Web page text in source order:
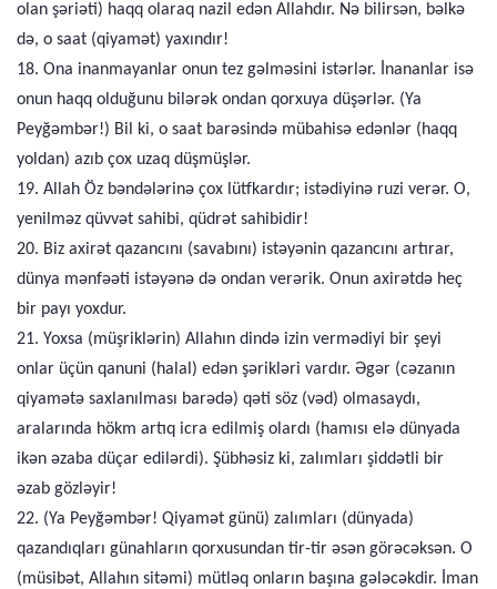
olan şəriəti) haqq olaraq nazil edən Allahdır. Nə bilirsən, bəlkə
də, o saat (qiyamət) yaxındır!
18. Ona inanmayanlar onun tez gəlməsini istərlər. İnananlar isə
onun haqq olduğunu bilərək ondan qorxuya düşərlər. (Ya
Peyğəmbər!) Bil ki, o saat barəsində mübahisə edənlər (haqq
yoldan) azıb çox uzaq düşmüşlər.
19. Allah Öz bəndələrinə çox lütfkardır; istədiyinə ruzi verər. O,
yenilməz qüvvət sahibi, qüdrət sahibidir!
20. Biz axirət qazancını (savabını) istəyənin qazancını artırar,
dünya mənfəəti istəyənə də ondan verərik. Onun axirətdə heç
bir payı yoxdur.
21. Yoxsa (müşriklərin) Allahın dində izin vermədiyi bir şeyi
onlar üçün qanuni (halal) edən şərikləri vardır. Əgər (cəzanın
qiyamətə saxlanılması barədə) qəti söz (vəd) olmasaydı,
aralarında hökm artıq icra edilmiş olardı (hamısı elə dünyada
ikən əzaba düçar edilərdi). Şübhəsiz ki, zalımları şiddətli bir
əzab gözləyir!
22. (Ya Peyğəmbər! Qiyamət günü) zalımları (dünyada)
qazandıqları günahların qorxusundan tir-tir əsən görəcəksən. O
(müsibət, Allahın sitəmi) mütləq onların başına gələcəkdir. İman